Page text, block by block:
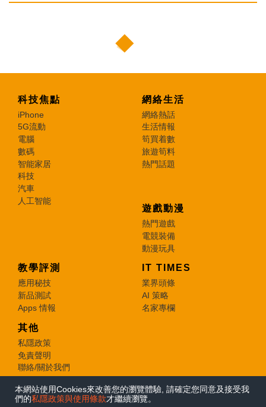
本網站使用Cookies來改善您的瀏覽體驗, 請確定您同意及接受我
們的私隱政策與使用條款才繼續瀏覽。
科技焦點
iPhone
5G流動
電腦
數碼
智能家居
科技
汽車
人工智能
網絡生活
網絡熱話
生活情報
筍買着數
旅遊筍料
熱門話題
遊戲動漫
熱門遊戲
電競裝備
動漫玩具
教學評測
應用秘技
新品測試
Apps 情報
IT TIMES
業界頭條
AI 策略
名家專欄
其他
私隱政策
免責聲明
聯絡/關於我們
© 2026 e-zone. All Rights Reserved.